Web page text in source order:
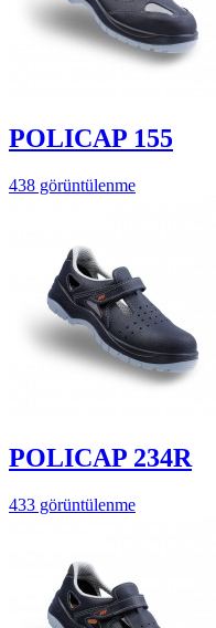
POLICAP 155
438 görüntülenme
POLICAP 234R
433 görüntülenme